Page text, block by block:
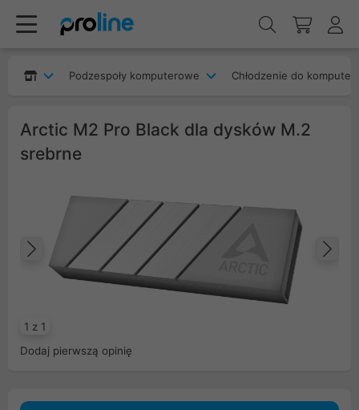
Podzespoły komputerowe Chłodzenie do
Arctic M2 Pro Black dla dysków M.2
srebrne
1 z 1
Poprzedni
Dodaj pierwszą opinię